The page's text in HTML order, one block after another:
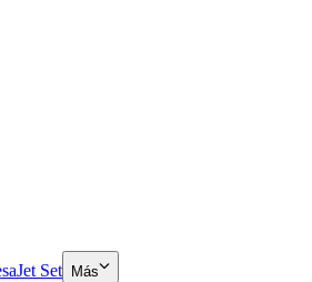
Jet Set Más